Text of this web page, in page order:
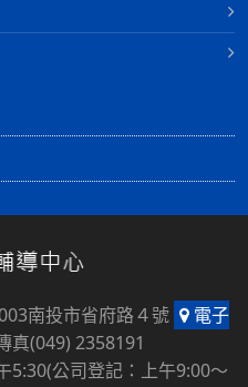
南投市省府路４號
電子
(049) 2358191
5:30(公司登記：上午9:00～